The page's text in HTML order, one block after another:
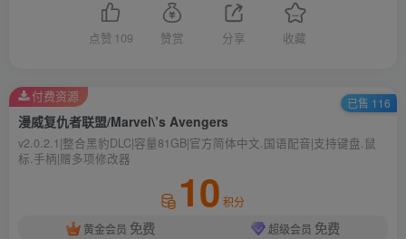
点赞 109 赞赏 分享 收藏
漫威复仇者联盟/Marvel\’s Avengers
v2.0.2.1|整合黑豹DLC|容量81GB|官方简体中文.国语配音|支持键盘.鼠
标.手柄|赠多项修改器
10 积分
黄金会员 免费 超级会员 免费
付费资源 已售 116